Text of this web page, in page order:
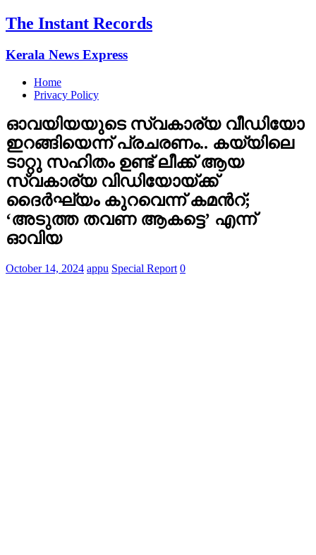
The Instant Records
Kerala News Express
Home
Privacy Policy
ഓവയിയയുടെ സ്വകാര്യ വീഡിയോ
ഇറങ്ങിയെന്ന് പ്രചരണം.. കയ്യിലെ
ടാറ്റു സഹിതം ഉണ്ട് ലീക്ക് ആയ
സ്വകാര്യ വിഡിയോയ്ക്ക്
ദൈര്‍ഘ്യം കുറവെന്ന് കമന്‍റ്;
‘അടുത്ത തവണ ആകട്ടെ’ എന്ന്
ഓവിയ
October 14, 2024 appu Special Report 0